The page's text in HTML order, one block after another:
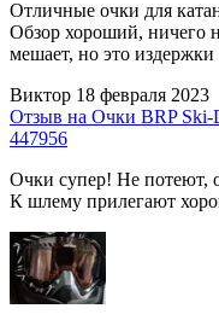
Отличные очки для
Обзор хороший, ничего
мешает, но это издержки
Виктор 18 февраля 2023
Отзыв на Очки BRP Ski-
447956
Очки супер! Не потеют,
К шлему прилегают